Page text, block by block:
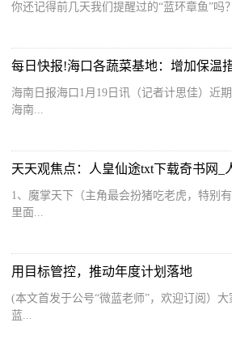
你还记得前几天我们提醒过的“蓝环章鱼”吗
每日快报!海口各蔬菜基地：增加保温
海南日报海口1月19日讯（记者计思佳）近
海南...
天天观焦点：人皇仙途txt下载奇书网_
1、魔掌天下（主角最会扮猪吃老虎，特别
里面...
用目标管控，推动年度计划落地
(本文首发于公号“微蓝老师”，欢迎订阅）
蓝...